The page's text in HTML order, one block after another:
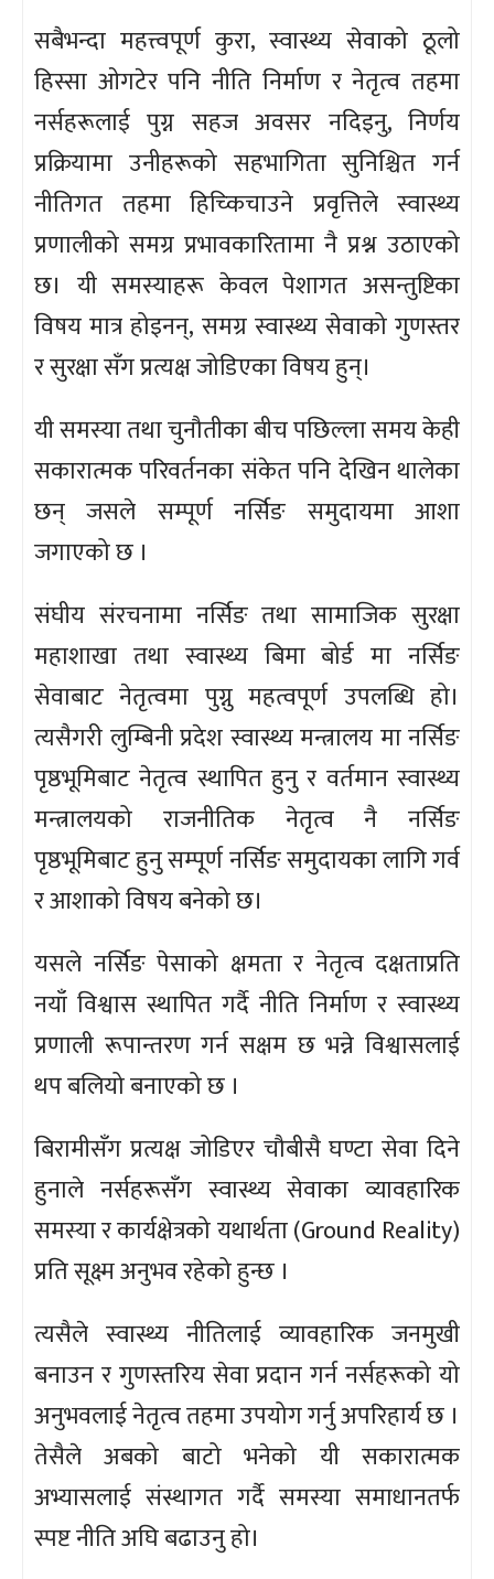
सबैभन्दा महत्त्वपूर्ण कुरा, स्वास्थ्य सेवाको ठूलो
हिस्सा ओगटेर पनि नीति निर्माण र नेतृत्व तहमा
नर्सहरूलाई पुग्न सहज अवसर नदिइनु, निर्णय
प्रक्रियामा उनीहरूको सहभागिता सुनिश्चित गर्न
नीतिगत तहमा हिच्किचाउने प्रवृत्तिले स्वास्थ्य
प्रणालीको समग्र प्रभावकारितामा नै प्रश्न उठाएको
छ। यी समस्याहरू केवल पेशागत असन्तुष्टिका
विषय मात्र होइनन्, समग्र स्वास्थ्य सेवाको गुणस्तर
र सुरक्षा सँग प्रत्यक्ष जोडिएका विषय हुन्।
यी समस्या तथा चुनौतीका बीच पछिल्ला समय केही
सकारात्मक परिवर्तनका संकेत पनि देखिन थालेका
छन् जसले सम्पूर्ण नर्सिङ समुदायमा आशा
जगाएको छ ।
संघीय संरचनामा नर्सिङ तथा सामाजिक सुरक्षा
महाशाखा तथा स्वास्थ्य बिमा बोर्ड मा नर्सिङ
सेवाबाट नेतृत्वमा पुग्नु महत्वपूर्ण उपलब्धि हो।
त्यसैगरी लुम्बिनी प्रदेश स्वास्थ्य मन्त्रालय मा नर्सिङ
पृष्ठभूमिबाट नेतृत्व स्थापित हुनु र वर्तमान स्वास्थ्य
मन्त्रालयको राजनीतिक नेतृत्व नै नर्सिङ
पृष्ठभूमिबाट हुनु सम्पूर्ण नर्सिङ समुदायका लागि गर्व
र आशाको विषय बनेको छ।
यसले नर्सिङ पेसाको क्षमता र नेतृत्व दक्षताप्रति
नयाँ विश्वास स्थापित गर्दै नीति निर्माण र स्वास्थ्य
प्रणाली रूपान्तरण गर्न सक्षम छ भन्ने विश्वासलाई
थप बलियो बनाएको छ ।
बिरामीसँग प्रत्यक्ष जोडिएर चौबीसै घण्टा सेवा दिने
हुनाले नर्सहरूसँग स्वास्थ्य सेवाका व्यावहारिक
समस्या र कार्यक्षेत्रको यथार्थता (Ground Reality)
प्रति सूक्ष्म अनुभव रहेको हुन्छ ।
त्यसैले स्वास्थ्य नीतिलाई व्यावहारिक जनमुखी
बनाउन र गुणस्तरिय सेवा प्रदान गर्न नर्सहरूको यो
अनुभवलाई नेतृत्व तहमा उपयोग गर्नु अपरिहार्य छ ।
तेसैले अबको बाटो भनेको यी सकारात्मक
अभ्यासलाई संस्थागत गर्दै समस्या समाधानतर्फ
स्पष्ट नीति अघि बढाउनु हो।